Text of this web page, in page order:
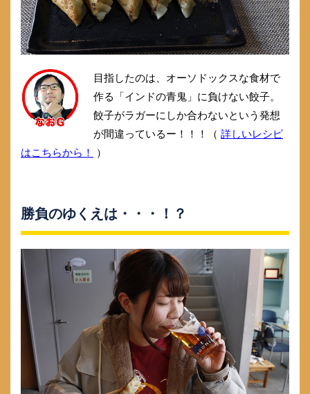
目指したのは、オーソドックスな食材で
作る「インドの青鬼」に負けない餃子。
餃子がラガーにしか合わないという発想
が間違っているー！！！（ 詳しいレシピ
はこちらから！
）
勝負のゆくえは・・・！？